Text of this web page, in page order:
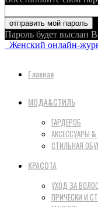
Пароль будет выслан
Женский онлайн-
Главная
МОДА&СТИЛЬ
ГАРДЕРОБ
АКСЕССУАРЫ
СТИЛЬНАЯ
КРАСОТА
УХОД ЗА
ПРИЧЕСКИ И